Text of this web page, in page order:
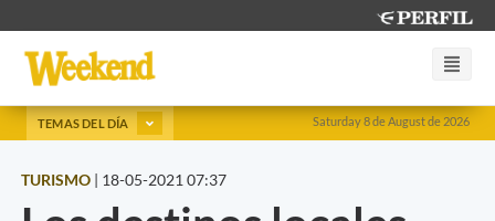
Saturday 8 de August de 2026
TEMAS DEL DÍA
TURISMO | 18-05-2021 07:37